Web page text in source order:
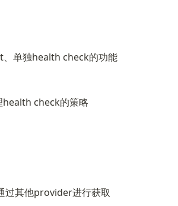
单独health check的功能
health check的策略
其他provider进行获取